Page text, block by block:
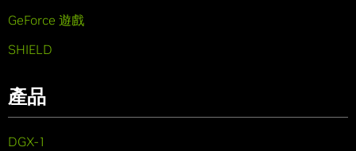
GeForce 遊戲
SHIELD
產品
DGX-1